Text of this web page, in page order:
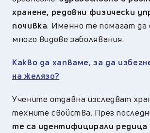
хранене, редовни физически
почивка. Именно те помагат да
много видове заболявания.
Какво да хапваме, за да
на желязо?
Учените отдавна изследват
техните свойства. През
те са идентифицирали редица